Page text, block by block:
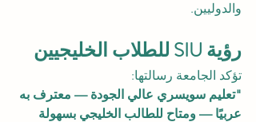
والدوليين.
رؤية SIU للطلاب الخليجيين
تؤكد الجامعة رسالتها:
"تعليم سويسري عالي الجودة — معترف به
عربيًا — ومتاح للطالب الخليجي بسهولة